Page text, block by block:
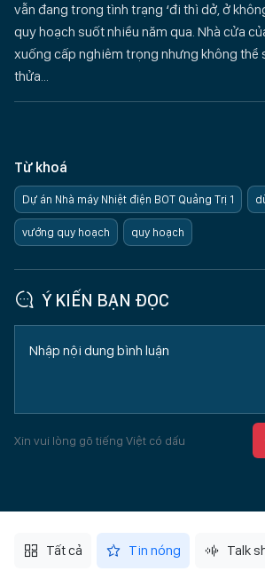
vẫn đang trong tình trạng ‘đi thì dở, ở
quy hoạch suốt nhiều năm qua. Nhà cửa
xuống cấp nghiêm trọng nhưng không thể
thửa...
Từ khoá
Dự án Nhà máy Nhiệt điện BOT Quảng Trị 1
vướng quy hoạch quy hoạch
Ý KIẾN BẠN ĐỌC
Xin vui lòng gõ tiếng Việt có dấu
Tất cả Tin nóng Talk